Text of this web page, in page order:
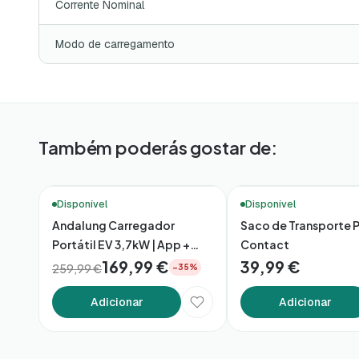
Corrente Nominal
Modo de carregamento
Também poderás gostar de:
Disponível
Andalung Carregador
Portátil EV 3,7kW | App +
Cabo 7m
259,99 €169,99 € −35%
Adicionar
Disponível
Saco de Transporte
Contact
39,99 €
Adicionar